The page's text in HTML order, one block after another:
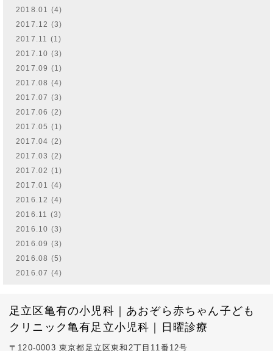
2018.01 (4)
2017.12 (3)
2017.11 (1)
2017.10 (3)
2017.09 (1)
2017.08 (4)
2017.07 (3)
2017.06 (2)
2017.05 (1)
2017.04 (2)
2017.03 (2)
2017.02 (1)
2017.01 (4)
2016.12 (4)
2016.11 (3)
2016.10 (3)
2016.09 (3)
2016.08 (5)
2016.07 (4)
足立区亀有の小児科｜あおぞら赤ちゃん子ども
クリニック亀有足立小児科｜日曜診療
〒120-0003 東京都足立区東和2丁目11番12号